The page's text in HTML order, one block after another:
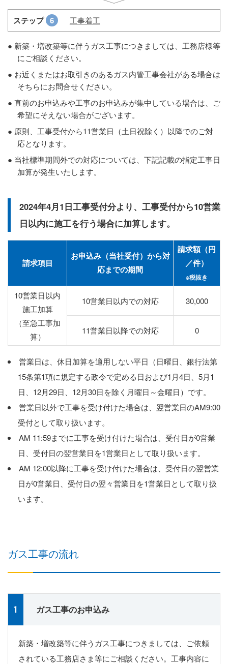
ステップ 6 工事着工
新築・増改築等に伴うガス工事につきましては、工務店様等
にご相談ください。
お近くまたはお取引きのあるガス内管工事会社がある場合は
そちらにお問合せください。
直前のお申込みや工事のお申込みが集中している場合は、ご
希望にそえない場合がございます。
原則、工事受付から11営業日（土日祝除く）以降でのご対
応となります。
当社標準期間外での対応については、下記記載の指定工事日
加算が発生いたします。
2024年4月1日工事受付分より、工事受付から10営業
日以内に施工を行う場合に加算します。
請求項目
お申込み（当社受付）から対
応までの期間
請求額（円
／件）
※税抜き
10営業日以内
施工加算
（至急工事加
算）
10営業日以内での対応 30,000
11営業日以降での対応 0
営業日は、休日加算を適用しない平日（日曜日、銀行法第
15条第1項に規定する政令で定める日および1月4日、5月1
日、12月29日、12月30日を除く月曜日～金曜日）です。
営業日以外で工事を受け付けた場合は、翌営業日のAM9:00
受付として取り扱います。
AM 11:59までに工事を受け付けた場合は、受付日が0営業
日、受付日の翌営業日を1営業日として取り扱います。
AM 12:00以降に工事を受け付けた場合は、受付日の翌営業
日が0営業日、受付日の翌々営業日を1営業日として取り扱
います。
ガス工事の流れ
ガス工事のお申込み
新築・増改築等に伴うガス工事につきましては、ご依頼
されている工務店さま等にご相談ください。工事内容に